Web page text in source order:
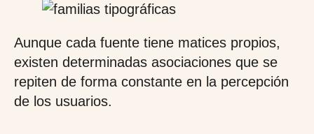
Aunque cada fuente tiene matices propios,
existen determinadas asociaciones que se
repiten de forma constante en la percepción
de los usuarios.